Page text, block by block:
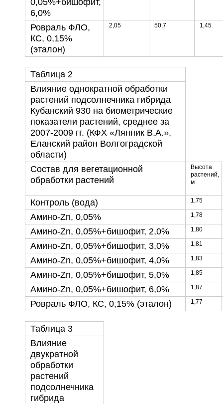
6,0%
Ровраль ФЛО,
КС, 0,15%
(эталон)
2,05 50,7 1,45
Таблица 2
Влияние однократной обработки
растений подсолнечника гибрида
Кубанский 930 на биометрические
показатели растений, среднее за
2007-2009 гг. (КФХ «Лянник В.А.»,
Еланский район Волгоградской
области)
Состав для вегетационной
обработки растений
Высота
растений,
м
Контроль (вода) 1,75
Амино-Zn, 0,05% 1,78
Амино-Zn, 0,05%+бишофит, 2,0% 1,80
Амино-Zn, 0,05%+бишофит, 3,0% 1,81
Амино-Zn, 0,05%+бишофит, 4,0% 1,83
Амино-Zn, 0,05%+бишофит, 5,0% 1,85
Амино-Zn, 0,05%+бишофит, 6,0% 1,87
Ровраль ФЛО, КС, 0,15% (эталон) 1,77
Таблица 3
Влияние
двукратной
обработки
растений
подсолнечника
гибрида